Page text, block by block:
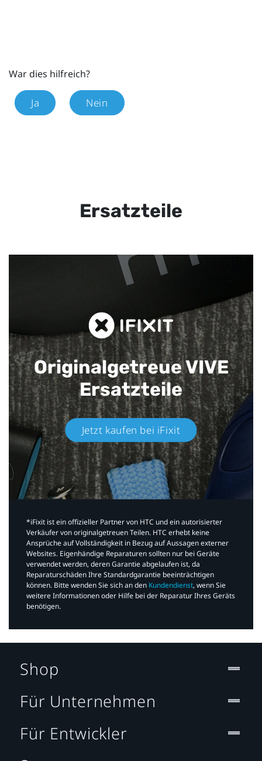
War dies hilfreich?
Ja Nein
Ersatzteile
Originalgetreue VIVE
Ersatzteile
Jetzt kaufen bei iFixit​
*iFixit ist ein offizieller Partner von HTC und ein autorisierter
Verkäufer von originalgetreuen Teilen. HTC erhebt keine
Ansprüche auf Vollständigkeit in Bezug auf Aussagen externer
Websites. Eigenhändige Reparaturen sollten nur bei Geräte
verwendet werden, deren Garantie abgelaufen ist, da
Reparaturschäden Ihre Standardgarantie beeinträchtigen
können. Bitte wenden Sie sich an den Kundendienst, wenn Sie
weitere Informationen oder Hilfe bei der Reparatur Ihres Geräts
benötigen.​
Shop
Für Unternehmen
Für Entwickler